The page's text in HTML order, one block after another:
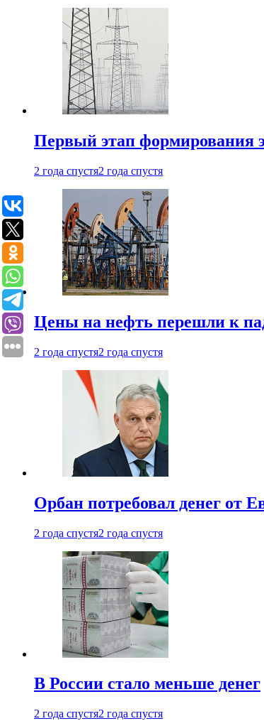
Первый этап формирования
2 года спустя2 года спустя
Цены на нефть перешли к
2 года спустя2 года спустя
Орбан потребовал денег от
2 года спустя2 года спустя
В России стало меньше денег
2 года спустя2 года спустя